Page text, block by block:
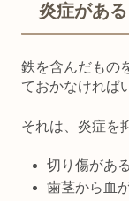
炎症があ
鉄を含んだもの
ておかなければ
それは、 炎症を
切り傷がある
歯茎から血